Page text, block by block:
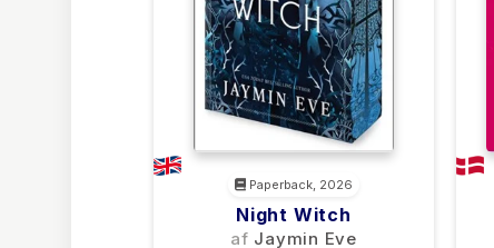
Paperback, 2026
Night Witch
af Jaymin Eve